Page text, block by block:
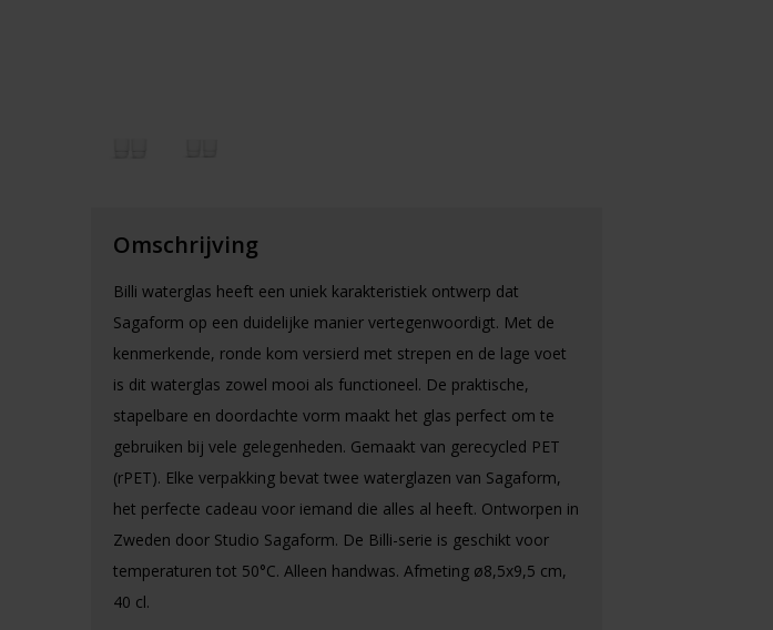
Omschrijving
Billi waterglas heeft een uniek karakteristiek ontwerp dat
Sagaform op een duidelijke manier vertegenwoordigt. Met de
kenmerkende, ronde kom versierd met strepen en de lage voet
is dit waterglas zowel mooi als functioneel. De praktische,
stapelbare en doordachte vorm maakt het glas perfect om te
gebruiken bij vele gelegenheden. Gemaakt van gerecycled PET
(rPET). Elke verpakking bevat twee waterglazen van Sagaform,
het perfecte cadeau voor iemand die alles al heeft. Ontworpen in
Zweden door Studio Sagaform. De Billi-serie is geschikt voor
temperaturen tot 50°C. Alleen handwas. Afmeting ø8,5x9,5 cm,
40 cl.